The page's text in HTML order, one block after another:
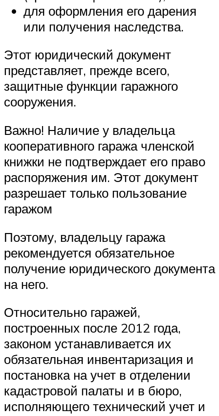
для оформления его дарения
или получения наследства.
Этот юридический документ
представляет, прежде всего,
защитные функции гаражного
сооружения.
Важно! Наличие у владельца
кооперативного гаража членской
книжки не подтверждает его право
распоряжения им. Этот документ
разрешает только пользование
гаражом
Поэтому, владельцу гаража
рекомендуется обязательное
получение юридического документа
на него.
Относительно гаражей,
построенных после 2012 года,
законом устанавливается их
обязательная инвентаризация и
постановка на учет в отделении
кадастровой палаты и в бюро,
исполняющего технический учет и